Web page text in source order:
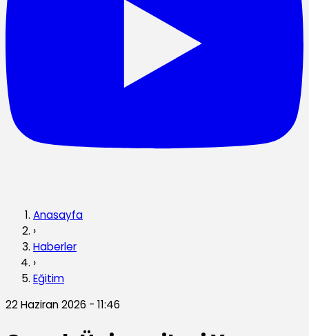
Anasayfa
›
Haberler
›
Eğitim
22 Haziran 2026 - 11:46